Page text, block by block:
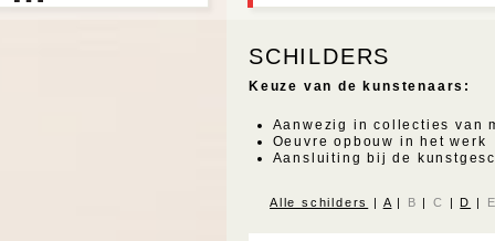
SCHILDERS
Keuze van de kunstenaars:
Aanwezig in collecties van
Oeuvre opbouw in het werk
Aansluiting bij de
Alle schilders | A | B |C | D |